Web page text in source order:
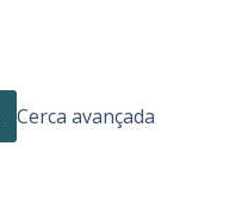
Cerca avançada